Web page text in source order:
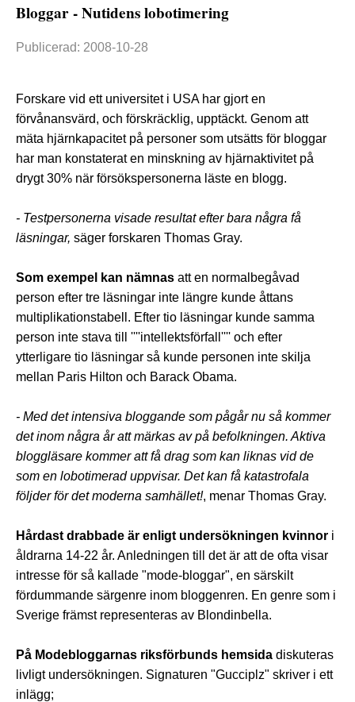
Bloggar - Nutidens lobotimering
Publicerad: 2008-10-28
Forskare vid ett universitet i USA har gjort en
förvånansvärd, och förskräcklig, upptäckt. Genom att
mäta hjärnkapacitet på personer som utsätts för bloggar
har man konstaterat en minskning av hjärnaktivitet på
drygt 30% när försökspersonerna läste en blogg.
- Testpersonerna visade resultat efter bara några få
läsningar, säger forskaren Thomas Gray.
Som exempel kan nämnas att en normalbegåvad
person efter tre läsningar inte längre kunde åttans
multiplikationstabell. Efter tio läsningar kunde samma
person inte stava till ''''intellektsförfall'''' och efter
ytterligare tio läsningar så kunde personen inte skilja
mellan Paris Hilton och Barack Obama.
- Med det intensiva bloggande som pågår nu så kommer
det inom några år att märkas av på befolkningen. Aktiva
bloggläsare kommer att få drag som kan liknas vid de
som en lobotimerad uppvisar. Det kan få katastrofala
följder för det moderna samhället!, menar Thomas Gray.
Hårdast drabbade är enligt undersökningen kvinnor i
åldrarna 14-22 år. Anledningen till det är att de ofta visar
intresse för så kallade "mode-bloggar", en särskilt
fördummande särgenre inom bloggenren. En genre som i
Sverige främst representeras av Blondinbella.
På Modebloggarnas riksförbunds hemsida diskuteras
livligt undersökningen. Signaturen "Gucciplz" skriver i ett
inlägg;